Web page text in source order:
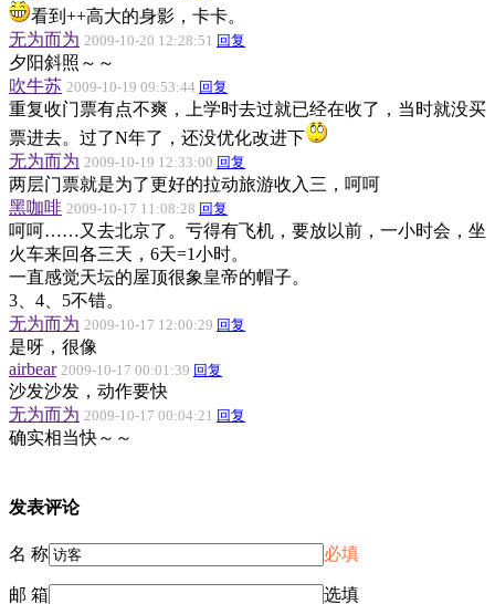
看到++高大的身影，卡卡。
无为而为 2009-10-20 12:28:51 回复
夕阳斜照～～
吹牛苏 2009-10-19 09:53:44 回复
重复收门票有点不爽，上学时去过就已经在收了，当时就没买
票进去。过了N年了，还没优化改进下
无为而为 2009-10-19 12:33:00 回复
两层门票就是为了更好的拉动旅游收入三，呵呵
黑咖啡 2009-10-17 11:08:28 回复
呵呵……又去北京了。亏得有飞机，要放以前，一小时会，坐
火车来回各三天，6天=1小时。
一直感觉天坛的屋顶很象皇帝的帽子。
3、4、5不错。
无为而为 2009-10-17 12:00:29 回复
是呀，很像
airbear 2009-10-17 00:01:39 回复
沙发沙发，动作要快
无为而为 2009-10-17 00:04:21 回复
确实相当快～～
发表评论
名 称 必填
邮 箱 选填